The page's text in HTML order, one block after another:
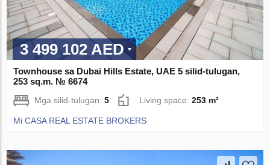
3 499 102 AED
Townhouse sa Dubai Hills Estate, UAE 5 silid-tulugan,
253 sq.m. № 6674
Mga silid-tulugan:5 Living space:253 m²
Mi CASA REAL ESTATE BROKERS